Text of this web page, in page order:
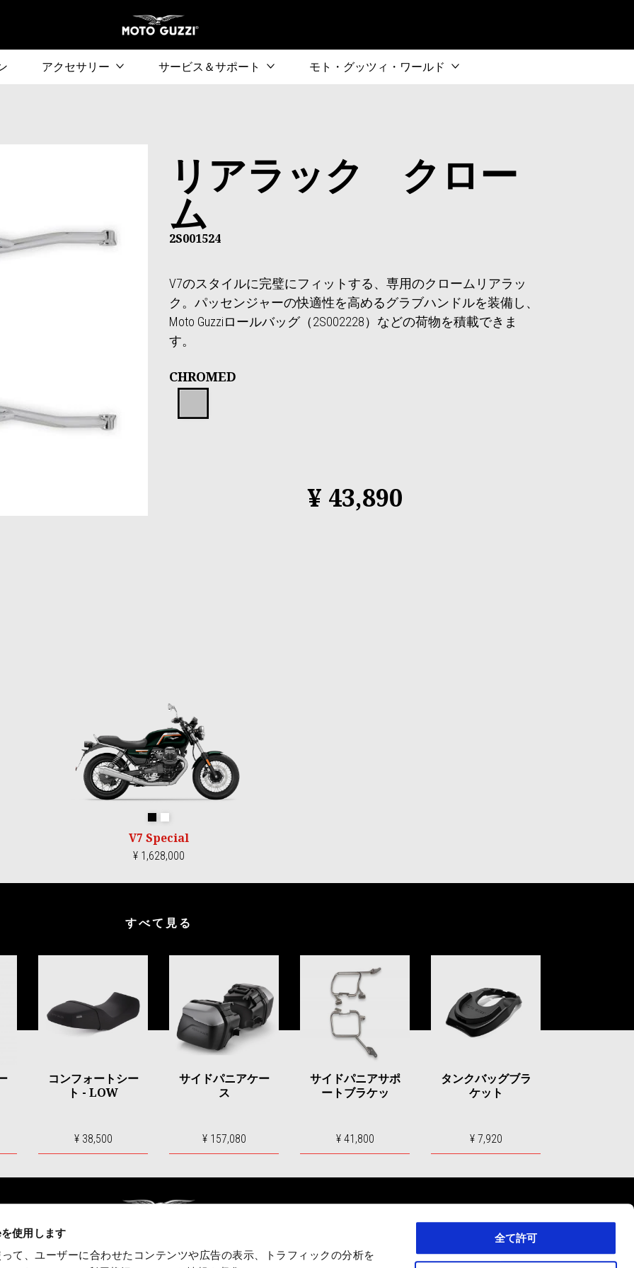
使用します
て、ユーザーに合わせたコンテンツや広告の表示、トラフィックの分析を
全て許可
アクセサリー サービス＆サポート モト・グッツィ・ワールド
リアラック クロー
ム
2S001524
V7のスタイルに完璧にフィットする、専用のクロームリアラッ
ク。パッセンジャーの快適性を高めるグラブハンドルを装備し、
Moto Guzziロールバッグ（2S002228）などの荷物を積載できま
す。
CHROMED
Chromed
¥ 43,890
V7 Special
¥ 1,628,000
すべて見る
コンフォートシー
ト - LOW
¥ 38,500
サイドパニアケー
ス
¥ 157,080
サイドパニアサポ
ートブラケッ
¥ 41,800
タンクバッグブラ
ケット
¥ 7,920
ー モト・グッツィ・ワールド カスタマーサービス お問い合わせ 企業概要